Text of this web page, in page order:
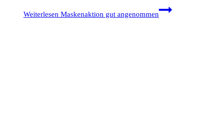
Weiterlesen Maskenaktion gut angenommen